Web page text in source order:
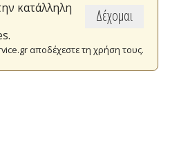
Δέχομαι
κατάλληλη
αποδέχεστε τη χρήση τους.